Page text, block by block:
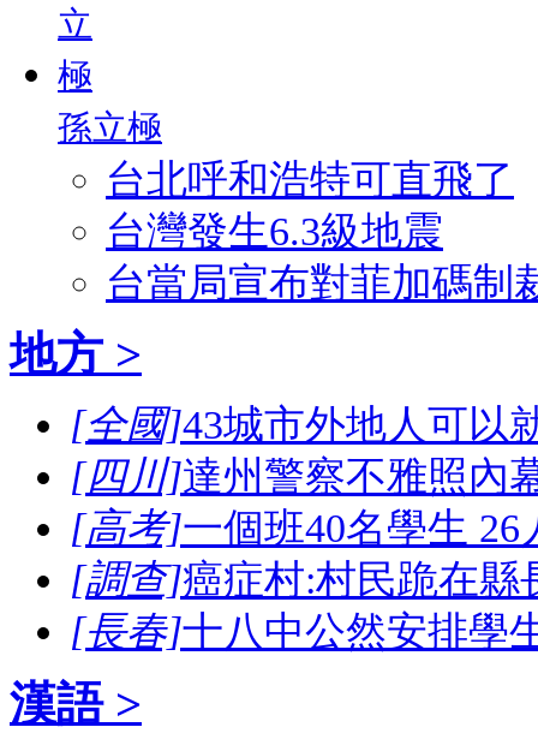
孫立極
台北呼和浩特可直飛了
台灣發生6.3級地震
台當局宣布對菲加碼制
地方 >
[全國]43城市外地人可以
[四川]達州警察不雅照內
[高考]一個班40名學生 26
[調查]癌症村:村民跪在縣
[長春]十八中公然安排學
漢語 >